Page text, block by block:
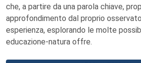
che, a partire da una parola chiave,
approfondimento dal proprio
esperienza, esplorando le molte
educazione-natura offre.